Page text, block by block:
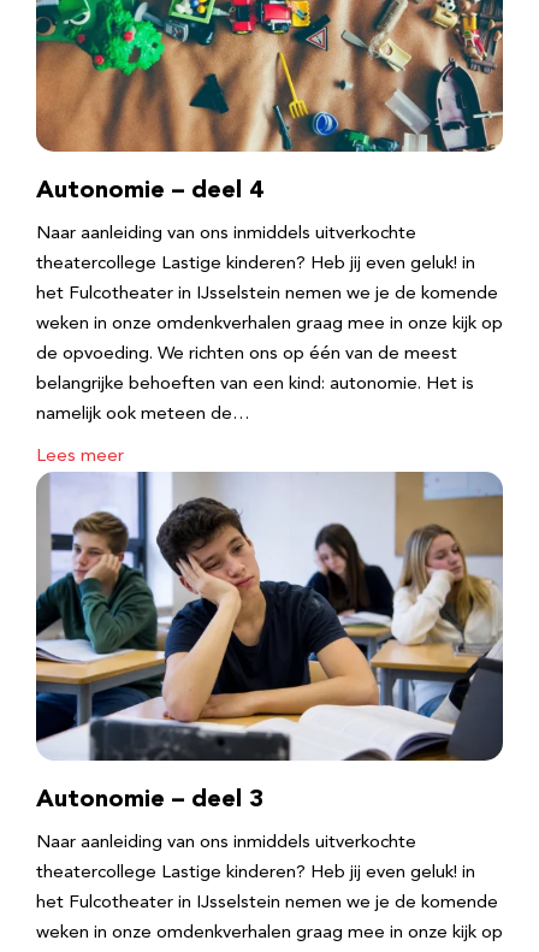
Autonomie – deel 4
Naar aanleiding van ons inmiddels uitverkochte
theatercollege Lastige kinderen? Heb jij even geluk! in
het Fulcotheater in IJsselstein nemen we je de komende
weken in onze omdenkverhalen graag mee in onze kijk op
de opvoeding. We richten ons op één van de meest
belangrijke behoeften van een kind: autonomie. Het is
namelijk ook meteen de…
Lees meer
Autonomie – deel 3
Naar aanleiding van ons inmiddels uitverkochte
theatercollege Lastige kinderen? Heb jij even geluk! in
het Fulcotheater in IJsselstein nemen we je de komende
weken in onze omdenkverhalen graag mee in onze kijk op